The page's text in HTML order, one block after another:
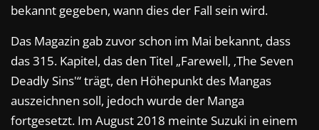
bekannt gegeben, wann dies der Fall sein wird.
Das Magazin gab zuvor schon im Mai bekannt, dass
das 315. Kapitel, das den Titel „Farewell, ‚The Seven
Deadly Sins'“ trägt, den Höhepunkt des Mangas
auszeichnen soll, jedoch wurde der Manga
fortgesetzt. Im August 2018 meinte Suzuki in einem